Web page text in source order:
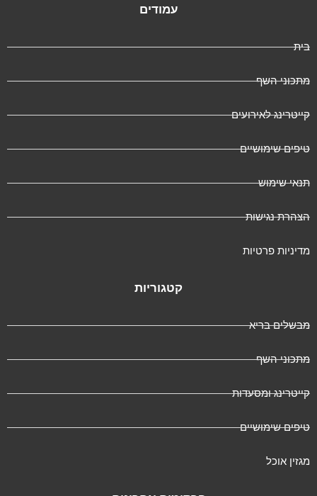
עמודים
השף
לאירועים
שימושיים
שימוש
נגישות
פרטיות
קטגוריות
בריא
השף
ומסעדות
שימושיים
אוכל